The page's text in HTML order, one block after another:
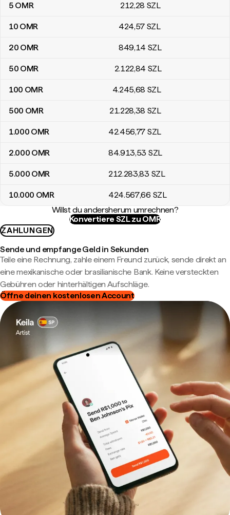
5 OMR 212,28 SZL
10 OMR 424,57 SZL
20 OMR 849,14 SZL
50 OMR 2.122,84 SZL
100 OMR 4.245,68 SZL
500 OMR 21.228,38 SZL
1.000 OMR 42.456,77 SZL
2.000 OMR 84.913,53 SZL
5.000 OMR 212.283,83 SZL
10.000 OMR 424.567,66 SZL
Willst du andersherum umrechnen?
Konvertiere SZL zu OMR
ZAHLUNGEN
Sende und empfange Geld in Sekunden
Teile eine Rechnung, zahle einem Freund zurück, sende direkt an
eine mexikanische oder brasilianische Bank. Keine versteckten
Gebühren oder hinterhältigen Aufschläge.
Öffne deinen kostenlosen Account